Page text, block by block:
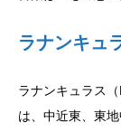
ラナンキュ
ラナンキュラス
は、中近東、東